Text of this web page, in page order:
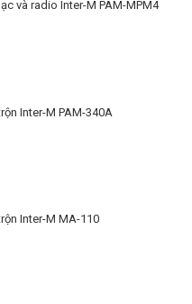
và radio Inter-M PAM-MPM4
Inter-M PAM-340A
Inter-M MA-110